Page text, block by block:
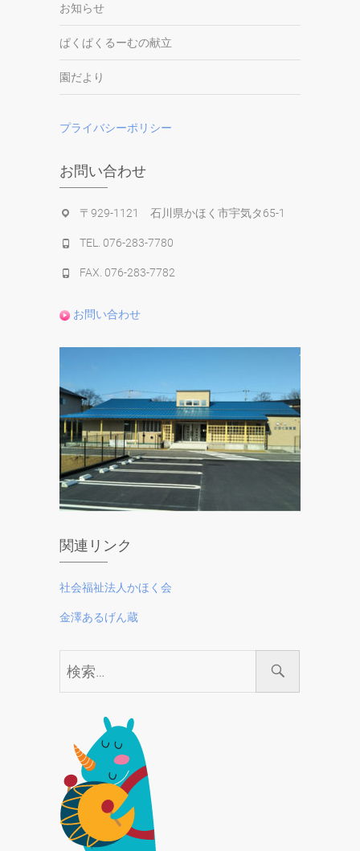
お知らせ
ぱくぱくるーむの献立
園だより
プライバシーポリシー
お問い合わせ
〒929-1121 石川県かほく市宇気タ65-1
TEL. 076-283-7780
FAX. 076-283-7782
お問い合わせ
関連リンク
社会福祉法人かほく会
金澤あるげん蔵
索…